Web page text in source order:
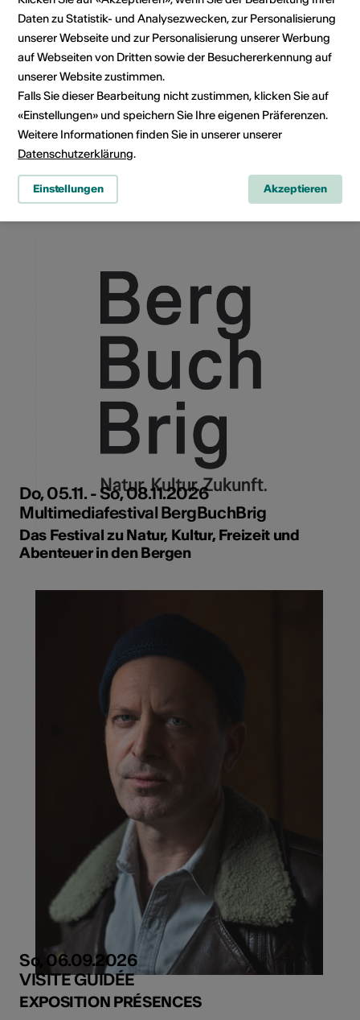
Rue des châteaux 2, 1950 SION
Route planen
ÖV Fahrplan
Das könnte Sie auch interessieren
Do, 05.11. - So, 08.11.2026
Multimediafestival BergBuchBrig
Das Festival zu Natur, Kultur, Freizeit und
Abenteuer in den Bergen
So, 06.09.2026
VISITE GUIDÉE
EXPOSITION PRÉSENCES
Daten zu Statistik- und Analysezwecken, zur Personalisierung
unserer Webseite und zur Personalisierung unserer Werbung
auf Webseiten von Dritten sowie der Besuchererkennung auf
unserer Website zustimmen.
Falls Sie dieser Bearbeitung nicht zustimmen, klicken Sie auf
«Einstellungen» und speichern Sie Ihre eigenen Präferenzen.
Weitere Informationen finden Sie in unserer unserer
Datenschutzerklärung.
Einstellungen Akzeptieren